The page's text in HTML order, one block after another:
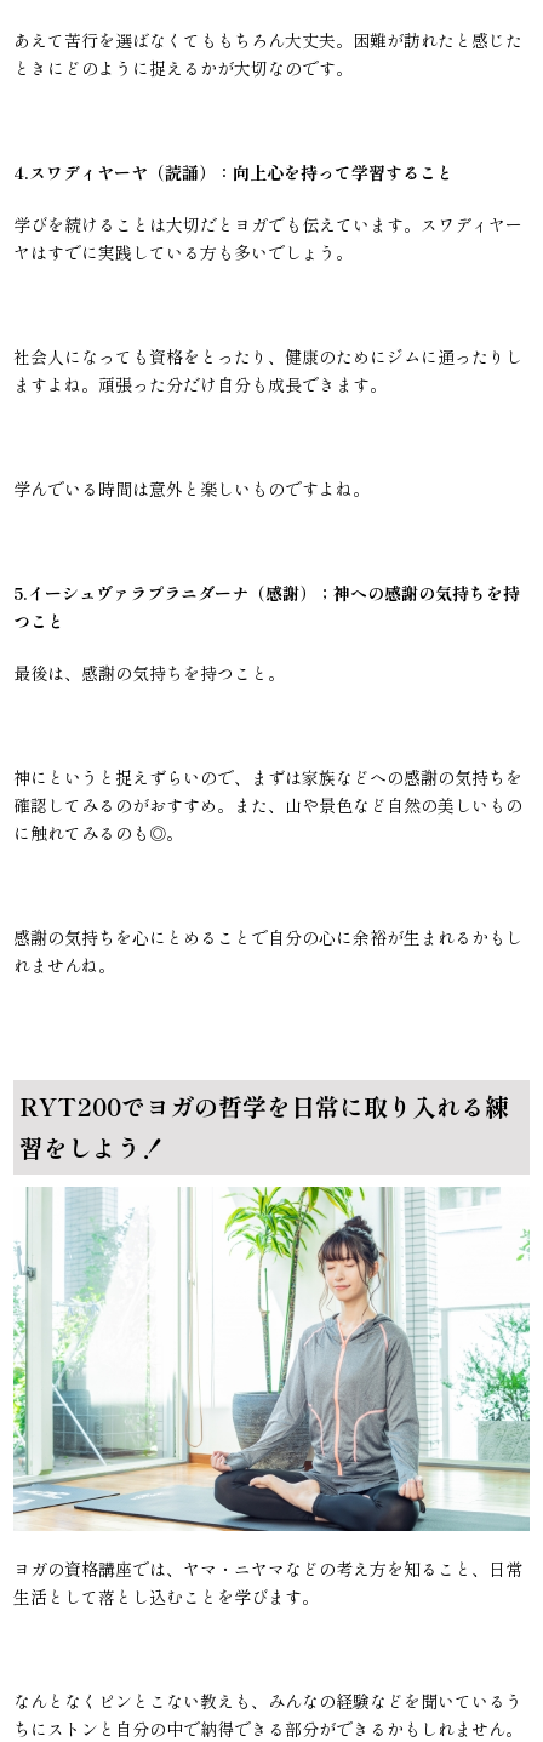
あえて苦行を選ばなくてももちろん大丈夫。困難が訪れたと感じた
ときにどのように捉えるかが大切なのです。
4.スワディヤーヤ（読誦）：向上心を持って学習すること
学びを続けることは大切だとヨガでも伝えています。スワディヤー
ヤはすでに実践している方も多いでしょう。
社会人になっても資格をとったり、健康のためにジムに通ったりし
ますよね。頑張った分だけ自分も成長できます。
学んでいる時間は意外と楽しいものですよね。
5.イーシュヴァラプラニダーナ（感謝）；神への感謝の気持ちを持
つこと
最後は、感謝の気持ちを持つこと。
神にというと捉えずらいので、まずは家族などへの感謝の気持ちを
確認してみるのがおすすめ。また、山や景色など自然の美しいもの
に触れてみるのも◎。
感謝の気持ちを心にとめることで自分の心に余裕が生まれるかもし
れませんね。
RYT200でヨガの哲学を日常に取り入れる練
習をしよう！
ヨガの資格講座では、ヤマ・ニヤマなどの考え方を知ること、日常
生活として落とし込むことを学びます。
なんとなくピンとこない教えも、みんなの経験などを聞いているう
ちにストンと自分の中で納得できる部分ができるかもしれません。